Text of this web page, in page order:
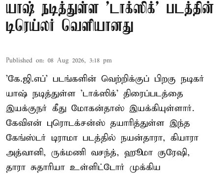
யாஷ் நடித்துள்ள 'டாக்‌ஸிக்' படத்தின்
டிரெய்லர் வெளியானது
Published on: 08 Aug 2026, 3:18 pm
'கே.ஜி.எப்' படங்களின் வெற்றிக்குப் பிறகு நடிகர்
யாஷ் நடித்துள்ள 'டாக்ஸிக்' திரைப்படத்தை
இயக்குநர் கீது மோகன்தாஸ் இயக்கியுள்ளார்.
கேவிஎன் புரொடக்சன்ஸ் தயாரித்துள்ள இந்த
கேங்ஸ்டர் டிராமா படத்தில் நயன்தாரா, கியாரா
அத்வானி, ருக்மணி வசந்த், ஹூமா குரேஷி,
தாரா சுதாரியா உள்ளிட்டோர் முக்கிய